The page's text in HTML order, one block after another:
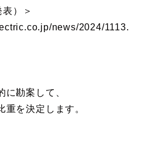
）＞
news/2024/1113.
に勘案して、
を決定します。